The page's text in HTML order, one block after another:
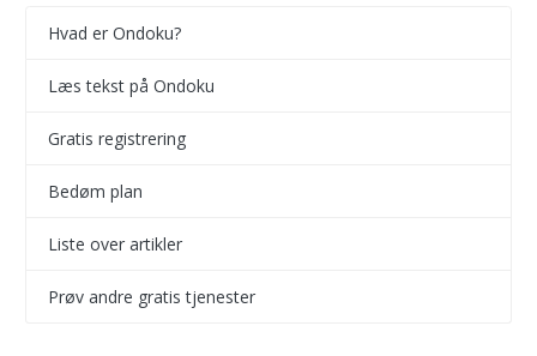
Hvad er Ondoku?
Læs tekst på Ondoku
Gratis registrering
Bedøm plan
Liste over artikler
Prøv andre gratis tjenester